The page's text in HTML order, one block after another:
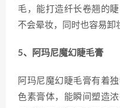
毛，能打造纤长卷翘的
不会晕妆，同时也容易卸
5、阿玛尼魔幻睫毛膏
阿玛尼魔幻睫毛膏有着
色素膏体，能瞬间塑造